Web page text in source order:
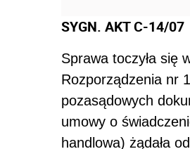
SYGN. AKTC-14/07
Sprawa toczyła się
Rozporządzenia nr
pozasądowych
umowy o
handlowa) żądała